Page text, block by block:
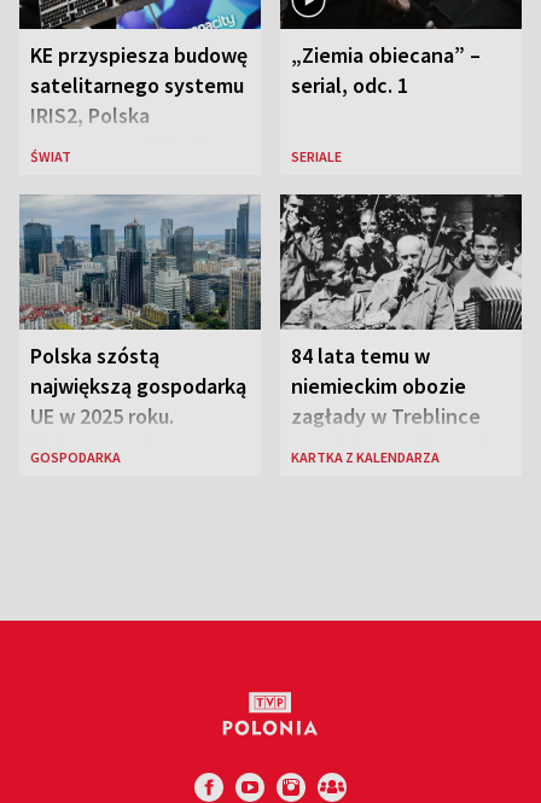
KE przyspiesza budowę
satelitarnego systemu
IRIS2, Polska
przeznaczy 656 mln
ŚWIAT
„Ziemia obiecana” –
serial, odc. 1
SERIALE
Polska szóstą
największą gospodarką
UE w 2025 roku.
Najnowsze dane
GOSPODARKA
84 lata temu w
niemieckim obozie
zagłady w Treblince
zmarł Janusz Korczak
KARTKA Z KALENDARZA